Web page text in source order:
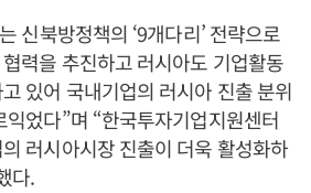
신북방정책의 ‘9개다리’ 전략으로
력을 추진하고 러시아도 기업활동
있어 국내기업의 러시아 진출 분위
었다”며 “한국투자기업지원센터
러시아시장 진출이 더욱 활성화하
다.